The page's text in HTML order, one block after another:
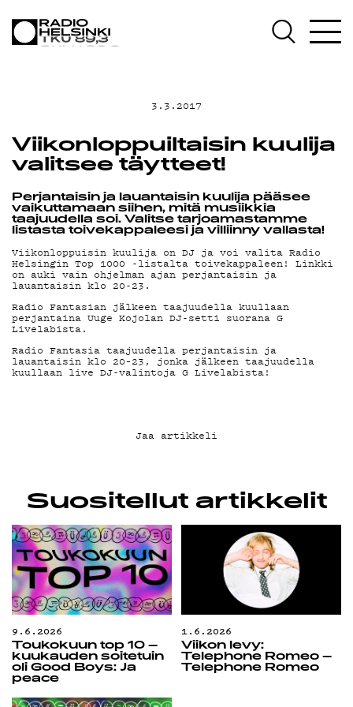
AJANKOHTAISTA
OHJELMAT
TEKIJÄT
ON-DEMAND
PODCAST
MAINOSTA
YHTEYSTIEDOT
G LIVELAB
YSTÄVÄKLUBI
KIRJAUDU SISÄÄN
3.3.2017
Viikonloppuiltaisin kuulija
valitsee täytteet!
Perjantaisin ja lauantaisin kuulija pääsee
vaikuttamaan siihen, mitä musiikkia
taajuudella soi. Valitse tarjoamastamme
listasta toivekappaleesi ja villiinny vallasta!
Viikonloppuisin kuulija on DJ ja voi valita Radio
Helsingin Top 1000 -listalta toivekappaleen! Linkki
on auki vain ohjelman ajan perjantaisin ja
lauantaisin klo 20-23.
Radio Fantasian jälkeen taajuudella kuullaan
perjantaina Uuge Kojolan DJ-setti suorana G
Livelabista.
Radio Fantasia taajuudella perjantaisin ja
lauantaisin klo 20–23, jonka jälkeen taajuudella
kuullaan live DJ-valintoja G Livelabista!
Jaa artikkeli
Suositellut artikkelit
9.6.2026
Toukokuun top 10 –
kuukauden soitetuin
oli Good Boys: Ja
peace
1.6.2026
Viikon levy:
Telephone Romeo –
Telephone Romeo